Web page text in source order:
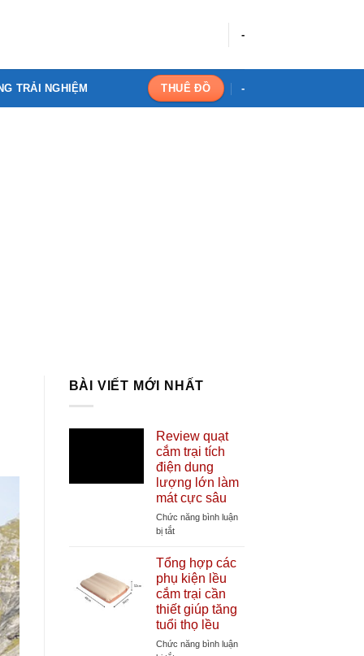
-
TRẢI NGHIỆM THUÊ ĐỒ -
BÀI VIẾT MỚI NHẤT
Review quạt
cắm trại tích
điện dung
lượng lớn làm
mát cực sâu
Chức năng bình luận
bị tắtở
quạt
cắm
trại
tích
điện
dung
lượng
lớn
Tổng hợp các
phụ kiện lều
cắm trại cần
thiết giúp tăng
tuổi thọ lều
Chức năng bình luận